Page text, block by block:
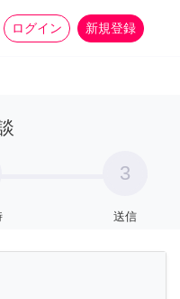
ログイン 新規登録
家事 more_horiz
3
送信